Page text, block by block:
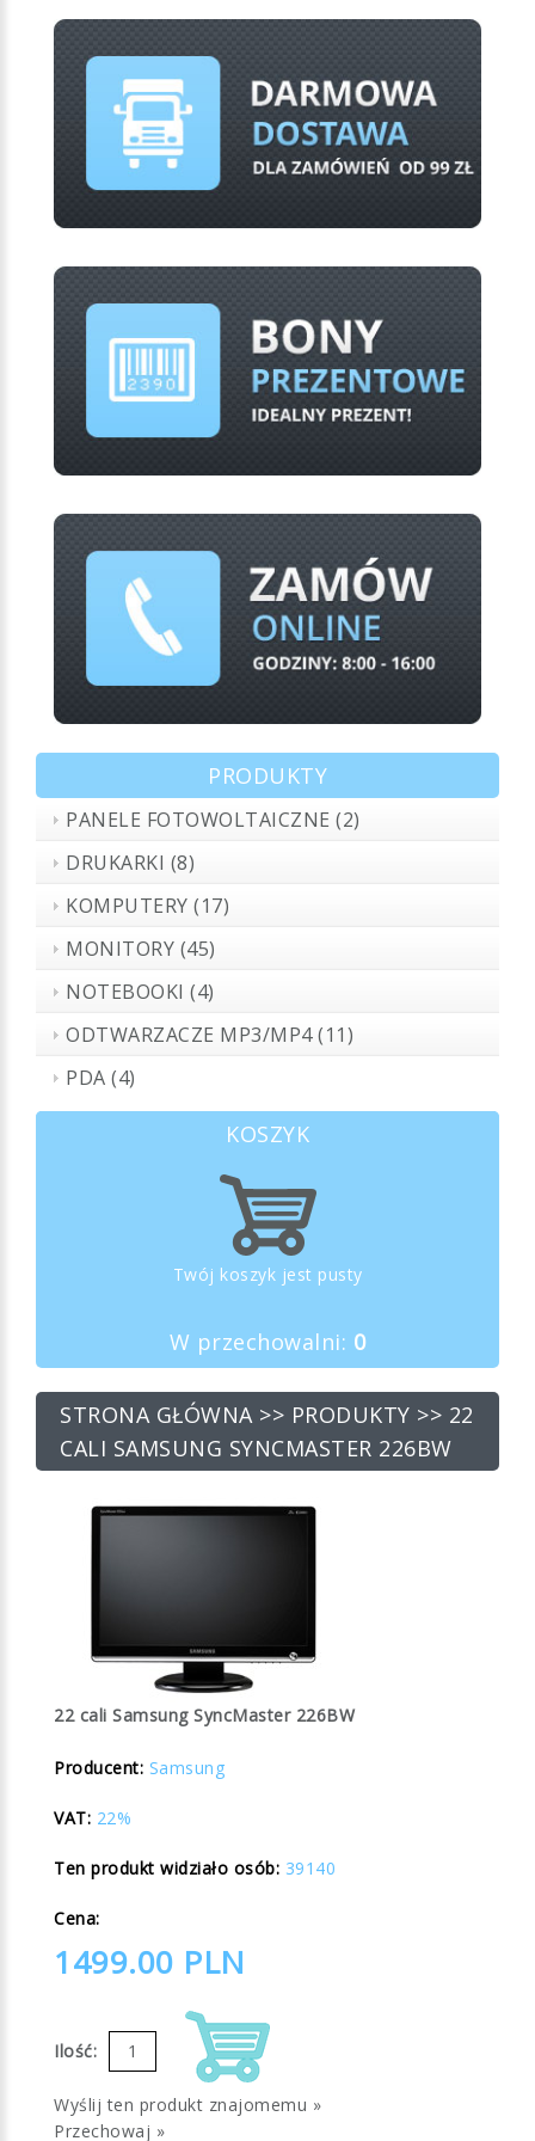
PRODUKTY
PANELE FOTOWOLTAICZNE (2)
DRUKARKI (8)
KOMPUTERY (17)
MONITORY (45)
NOTEBOOKI (4)
ODTWARZACZE MP3/MP4 (11)
PDA (4)
KOSZYK
Twój koszyk jest pusty
W przechowalni: 0
STRONA GŁÓWNA >> PRODUKTY >> 22
CALI SAMSUNG SYNCMASTER 226BW
22 cali Samsung SyncMaster 226BW
Producent: Samsung
VAT: 22%
Ten produkt widziało osób: 39140
Cena:
1499.00 PLN
Ilość:
Wyślij ten produkt znajomemu »
Przechowaj »